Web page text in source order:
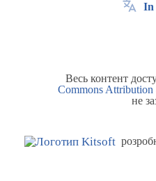
In
Весь контент
Commons Attribution
не